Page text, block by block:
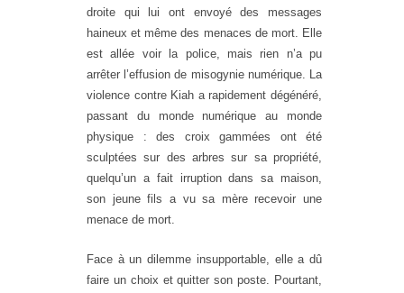
droite qui lui ont envoyé des messages
haineux et même des menaces de mort. Elle
est allée voir la police, mais rien n’a pu
arrêter l’effusion de misogynie numérique. La
violence contre Kiah a rapidement dégénéré,
passant du monde numérique au monde
physique : des croix gammées ont été
sculptées sur des arbres sur sa propriété,
quelqu’un a fait irruption dans sa maison,
son jeune fils a vu sa mère recevoir une
menace de mort.
Face à un dilemme insupportable, elle a dû
faire un choix et quitter son poste. Pourtant,